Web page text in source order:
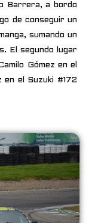
Barrera, a bordo
de conseguir un
sumando un
El segundo lugar
Gómez en el
el Suzuki #172